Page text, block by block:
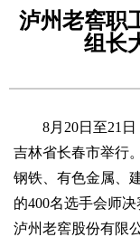
泸州老窖职
组长
8月20日至21
吉林省长春市举行
钢铁、有色金属、
的400名选手会师
泸州老窖股份有限